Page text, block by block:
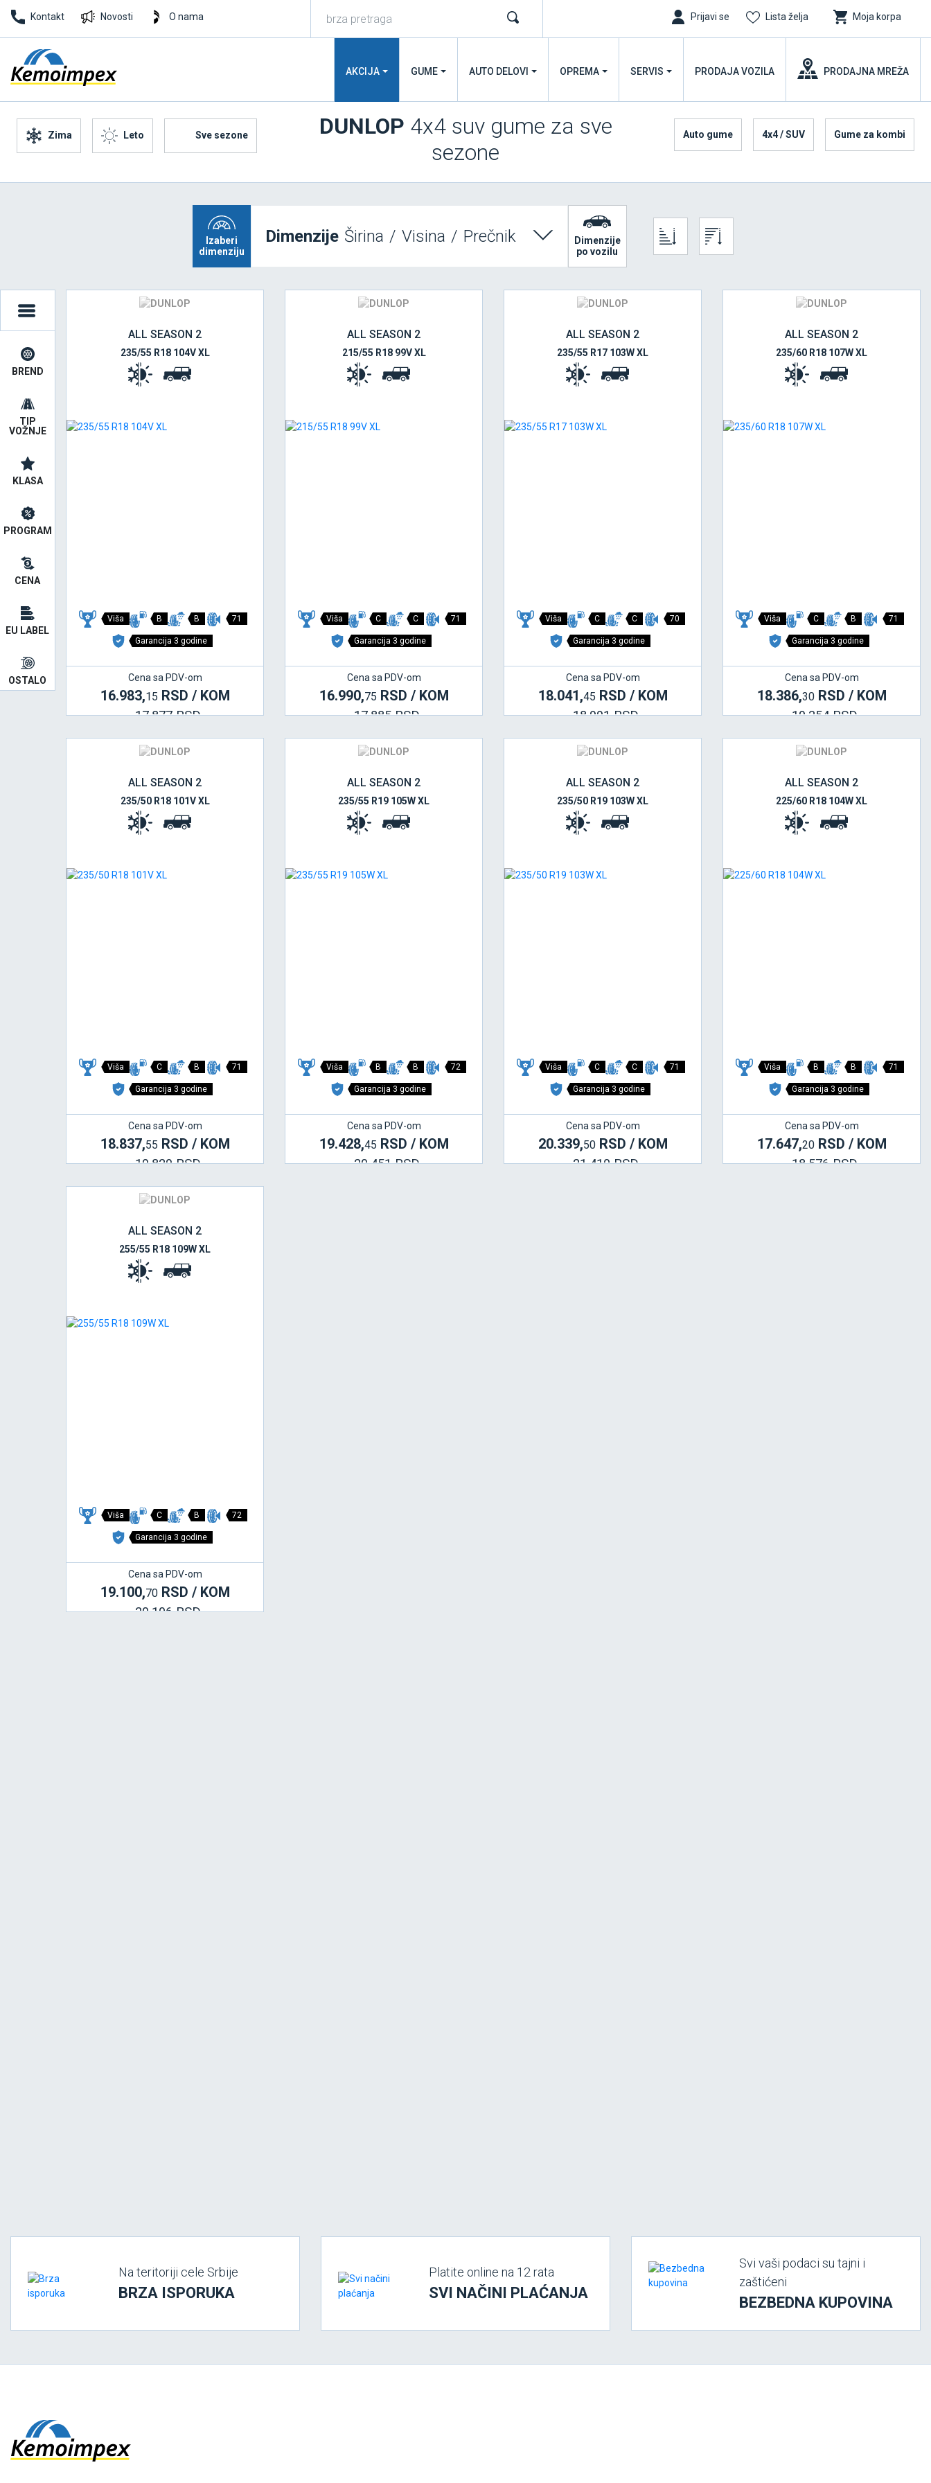
Kontakt Novosti O nama Prijavi se Lista želja Moja korpa
AKCIJA GUME AUTO DELOVI OPREMA SERVIS PRODAJA VOZILA PRODAJNA MREŽA
Zima Leto Sve sezone DUNLOP 4x4 suv gume za sve
sezone
Auto gume 4x4 / SUV Gume za kombi
Izaberi
dimenziju
Dimenzije Širina / Visina / Prečnik
Dimenzije
po vozilu
BREND
TIP
VOŽNJE
KLASA
PROGRAM
CENA
EU LABEL
OSTALO
ALL SEASON 2
235/55 R18 104V XL
Viša B B 71
Garancija 3 godine
Cena sa PDV-om
16.983,15 RSD / KOM
17.877 RSD
ALL SEASON 2
215/55 R18 99V XL
Viša C C 71
Garancija 3 godine
Cena sa PDV-om
16.990,75 RSD / KOM
17.885 RSD
ALL SEASON 2
235/55 R17 103W XL
Viša C C 70
Garancija 3 godine
Cena sa PDV-om
18.041,45 RSD / KOM
18.991 RSD
ALL SEASON 2
235/60 R18 107W XL
Viša C B 71
Garancija 3 godine
Cena sa PDV-om
18.386,30RSD / KOM
19.354 RSD
ALL SEASON 2
235/50 R18 101V XL
Viša C B 71
Garancija 3 godine
Cena sa PDV-om
18.837,55 RSD / KOM
19.829 RSD
ALL SEASON 2
235/55 R19 105W XL
Viša B B 72
Garancija 3 godine
Cena sa PDV-om
19.428,45 RSD / KOM
20.451 RSD
ALL SEASON 2
235/50 R19 103W XL
Viša C C 71
Garancija 3 godine
Cena sa PDV-om
20.339,50RSD / KOM
21.410 RSD
ALL SEASON 2
225/60 R18 104W XL
Viša B B 71
Garancija 3 godine
Cena sa PDV-om
17.647,20RSD / KOM
18.576 RSD
ALL SEASON 2
255/55 R18 109W XL
Viša C B 72
Garancija 3 godine
Cena sa PDV-om
19.100,70RSD / KOM
20.106 RSD
Na teritoriji cele Srbije
BRZA ISPORUKA
Platite online na 12 rata
SVI NAČINI PLAĆANJA
Svi vaši podaci su tajni i
zaštićeni
BEZBEDNA KUPOVINA